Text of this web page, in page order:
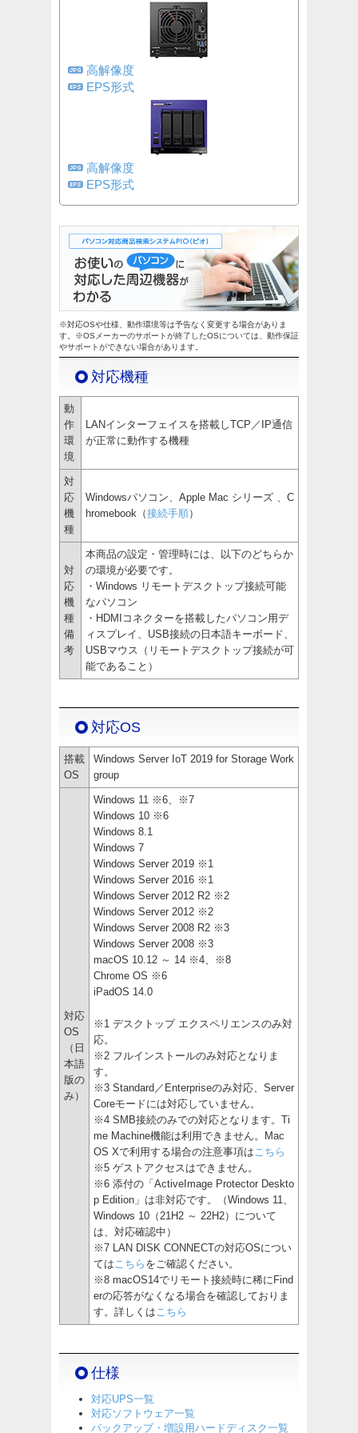
高解像度
EPS形式
高解像度
EPS形式
※対応OSや仕様、動作環境等は予告なく変更する場合がありま
す。※OSメーカーのサポートが終了したOSについては、動作保証
やサポートができない場合があります。
対応機種
動
作
環
境
LANインターフェイスを搭載しTCP／IP通信
が正常に動作する機種
対
応
機
種
Windowsパソコン、Apple Mac シリーズ 、C
hromebook（接続手順）
対
応
機
種
備
考
本商品の設定・管理時には、以下のどちらか
の環境が必要です。
・Windows リモートデスクトップ接続可能
なパソコン
・HDMIコネクターを搭載したパソコン用デ
ィスプレイ、USB接続の日本語キーボード、
USBマウス（リモートデスクトップ接続が可
能であること）
対応OS
搭載
OS
Windows Server IoT 2019 for Storage Work
group
対応
OS
（日
本語
版の
み）
Windows 11 ※6、※7
Windows 10 ※6
Windows 8.1
Windows 7
Windows Server 2019 ※1
Windows Server 2016 ※1
Windows Server 2012 R2 ※2
Windows Server 2012 ※2
Windows Server 2008 R2 ※3
Windows Server 2008 ※3
macOS 10.12 ～ 14 ※4、※8
Chrome OS ※6
iPadOS 14.0
※1 デスクトップ エクスペリエンスのみ対
応。
※2 フルインストールのみ対応となりま
す。
※3 Standard／Enterpriseのみ対応、Server
Coreモードには対応していません。
※4 SMB接続のみでの対応となります。Ti
me Machine機能は利用できません。Mac
OS Xで利用する場合の注意事項は こちら
※5 ゲストアクセスはできません。
※6 添付の「ActiveImage Protector Deskto
p Edition」は非対応です。（Windows 11、
Windows 10（21H2 ～ 22H2）について
は、対応確認中）
※7 LAN DISK CONNECTの対応OSについ
ては こちら をご確認ください。
※8 macOS14でリモート接続時に稀にFind
erの応答がなくなる場合を確認しておりま
す。詳しくは こちら
仕様
対応UPS一覧
対応ソフトウェア一覧
バックアップ・増設用ハードディスク一覧